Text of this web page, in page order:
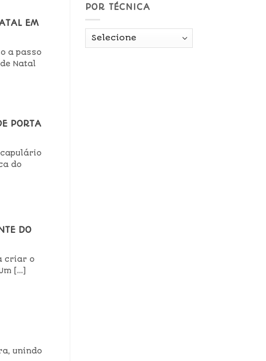
EM
a passo
Natal
PORTA
do
DO
criar o
[...]
unindo
POR TÉCNICA